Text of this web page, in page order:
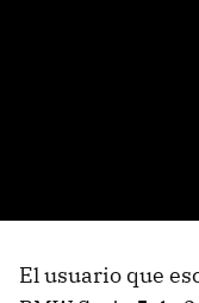
El usuario que